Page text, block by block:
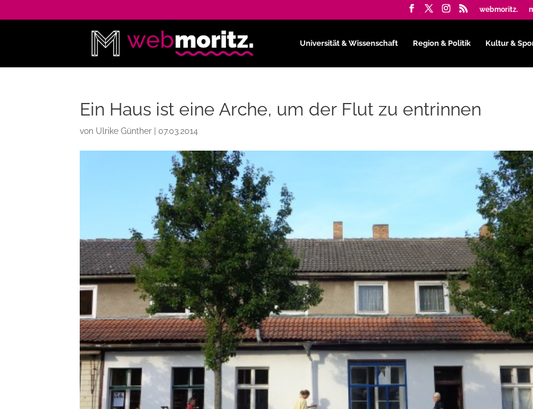
webmoritz.
Universität & Wissenschaft Region & Politik Kultur &
Ein Haus ist eine Arche, um der Flut zu entrinnen
von Ulrike Günther |07.03.2014